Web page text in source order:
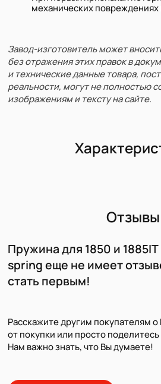
механических
Завод-изготовитель может
без отражения этих правок в
и технические данные товара,
реальности, могут не полностью
изображениям и тексту на сайте.
Отзывы
Пружина для 1850 и
spring еще не имеет
стать первым!
Расскажите другим покупателям
от покупки или просто
Нам важно знать, что Вы думаете!